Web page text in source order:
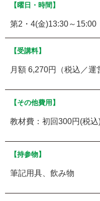
【曜日・時間】
第2・4(金)13:30～15:00
【受講料】
月額 6,270円（税込／運
【その他費用】
教材費：初回300円(税込
【持参物】
筆記用具、飲み物